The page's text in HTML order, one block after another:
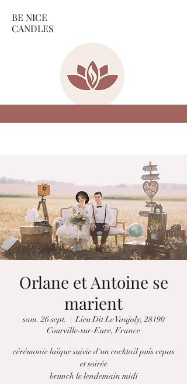
BE NICE
CANDLES
Orlane et Antoine se
marient
sam. 26 sept.
  |
Lieu Dit Le Vaujoly, 28190
Courville-sur-Eure, France
cérémonie laïque suivie d'un cocktail puis repas
et soirée
brunch le lendemain midi